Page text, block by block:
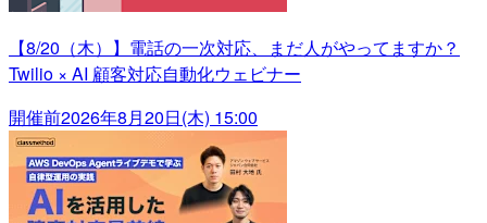
【8/20（木）】電話の一次対応、まだ人がやってますか？
Twilio × AI 顧客対応自動化ウェビナー
開催前2026年8月20日(木) 15:00